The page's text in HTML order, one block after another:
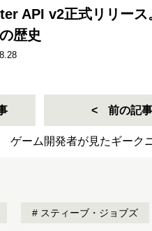
API v2正式リリー
歴史
前の記事
ゲーム開発者が見たギーク
スティーブ・ジョブズ